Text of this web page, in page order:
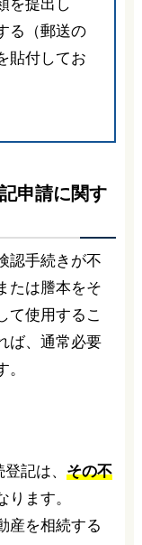
を提出し
る（郵送の
貼付してお
申請に関す
認手続きが不
たは謄本をそ
て使用するこ
ば、通常必要
記は、 その不
ります。
産を相続する